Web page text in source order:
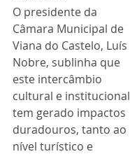
O presidente da
Câmara Municipal de
Viana do Castelo, Luís
Nobre, sublinha que
este intercâmbio
cultural e institucional
tem gerado impactos
duradouros, tanto ao
nível turístico e